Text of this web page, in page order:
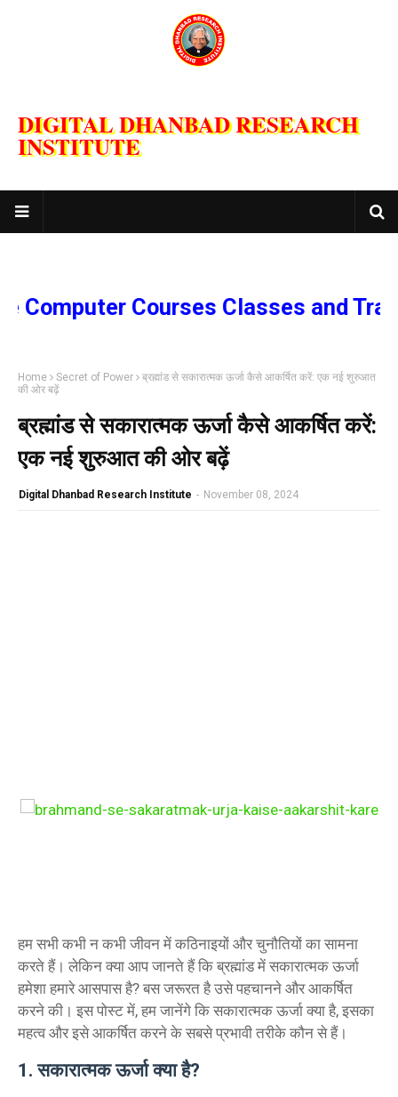
DIGITAL DHANBAD RESEARCH
INSTITUTE
Courses Classes and
Home Secret of Power
ब्रह्मांड से सकारात्मक ऊर्जा कैसे आकर्षित करें: एक नई शुरुआत
की ओर बढ़ें
ब्रह्मांड से सकारात्मक ऊर्जा कैसे आकर्षित करें:
एक नई शुरुआत की ओर बढ़ें
Digital Dhanbad Research Institute - November 08, 2024
हम सभी कभी न कभी जीवन में कठिनाइयों और चुनौतियों का सामना
करते हैं। लेकिन क्या आप जानते हैं कि ब्रह्मांड में सकारात्मक ऊर्जा
हमेशा हमारे आसपास है? बस जरूरत है उसे पहचानने और आकर्षित
करने की। इस पोस्ट में, हम जानेंगे कि सकारात्मक ऊर्जा क्या है, इसका
महत्व और इसे आकर्षित करने के सबसे प्रभावी तरीके कौन से हैं।
1. सकारात्मक ऊर्जा क्या है?